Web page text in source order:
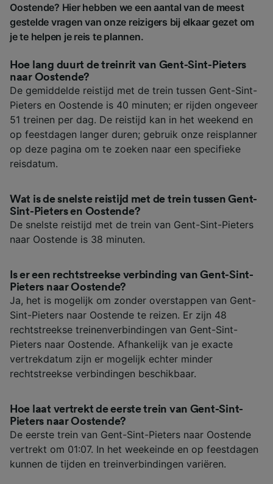
Oostende? Hier hebben we een aantal van de meest
gestelde vragen van onze reizigers bij elkaar gezet om
je te helpen je reis te plannen.
Hoe lang duurt de treinrit van Gent-Sint-Pieters
naar Oostende?
De gemiddelde reistijd met de trein tussen Gent-Sint-
Pieters en Oostende is 40 minuten; er rijden ongeveer
51 treinen per dag. De reistijd kan in het weekend en
op feestdagen langer duren; gebruik onze reisplanner
op deze pagina om te zoeken naar een specifieke
reisdatum.
Wat is de snelste reistijd met de trein tussen Gent-
Sint-Pieters en Oostende?
De snelste reistijd met de trein van Gent-Sint-Pieters
naar Oostende is 38 minuten.
Is er een rechtstreekse verbinding van Gent-Sint-
Pieters naar Oostende?
Ja, het is mogelijk om zonder overstappen van Gent-
Sint-Pieters naar Oostende te reizen. Er zijn 48
rechtstreekse treinenverbindingen van Gent-Sint-
Pieters naar Oostende. Afhankelijk van je exacte
vertrekdatum zijn er mogelijk echter minder
rechtstreekse verbindingen beschikbaar.
Hoe laat vertrekt de eerste trein van Gent-Sint-
Pieters naar Oostende?
De eerste trein van Gent-Sint-Pieters naar Oostende
vertrekt om 01:07. In het weekeinde en op feestdagen
kunnen de tijden en treinverbindingen variëren.